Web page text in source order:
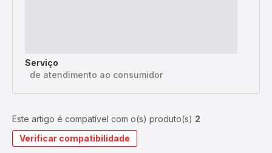
Serviço
de atendimento ao consumidor
Este artigo é compatível com o(s) produto(s) 2
Verificar compatibilidade